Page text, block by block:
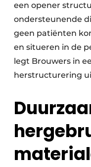
een opener
ondersteunende
geen patiënten
en situeren in de
legt Brouwers in
herstructurering